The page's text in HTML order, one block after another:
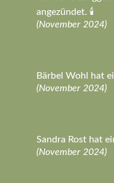
angezündet. 🕯️
(November 2024)
Bärbel Wohl hat
(November 2024)
Sandra Rost hat
(November 2024)